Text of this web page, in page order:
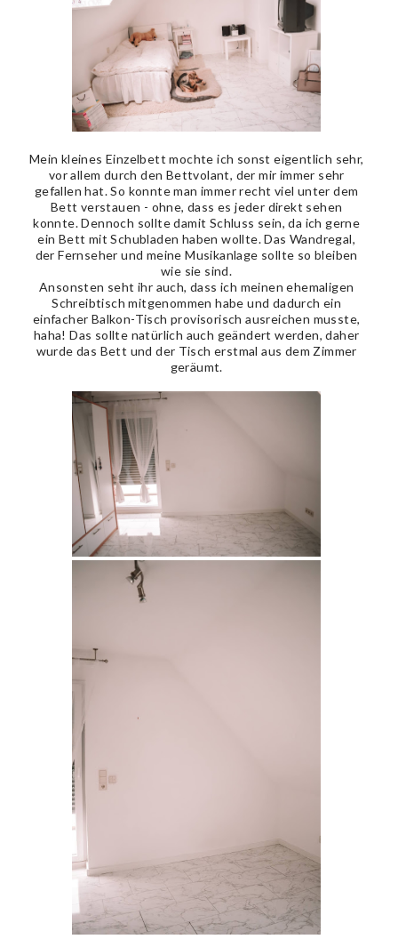
Mein kleines Einzelbett mochte ich sonst eigentlich sehr,
vor allem durch den Bettvolant, der mir immer sehr
gefallen hat. So konnte man immer recht viel unter dem
Bett verstauen - ohne, dass es jeder direkt sehen
konnte. Dennoch sollte damit Schluss sein, da ich gerne
ein Bett mit Schubladen haben wollte. Das Wandregal,
der Fernseher und meine Musikanlage sollte so bleiben
wie sie sind.
Ansonsten seht ihr auch, dass ich meinen ehemaligen
Schreibtisch mitgenommen habe und dadurch ein
einfacher Balkon-Tisch provisorisch ausreichen musste,
haha! Das sollte natürlich auch geändert werden, daher
wurde das Bett und der Tisch erstmal aus dem Zimmer
geräumt.